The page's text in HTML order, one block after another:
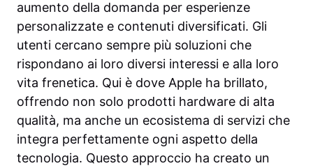
aumento della domanda per esperienze
personalizzate e contenuti diversificati. Gli
utenti cercano sempre più soluzioni che
rispondano ai loro diversi interessi e alla loro
vita frenetica. Qui è dove Apple ha brillato,
offrendo non solo prodotti hardware di alta
qualità, ma anche un ecosistema di servizi che
integra perfettamente ogni aspetto della
tecnologia. Questo approccio ha creato un